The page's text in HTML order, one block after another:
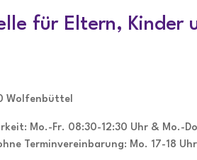
für Eltern, Kinder
Wolfenbüttel
Mo.-Fr. 08:30-12:30 Uhr & Mo.-
Terminvereinbarung: Mo. 17-18